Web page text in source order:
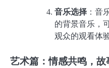
音乐选择 ：音
的背景音乐，
观众的观看体验
艺术篇：情感共鸣，故